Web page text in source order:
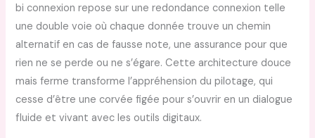
bi connexion repose sur une redondance connexion telle
une double voie où chaque donnée trouve un chemin
alternatif en cas de fausse note, une assurance pour que
rien ne se perde ou ne s’égare. Cette architecture douce
mais ferme transforme l’appréhension du pilotage, qui
cesse d’être une corvée figée pour s’ouvrir en un dialogue
fluide et vivant avec les outils digitaux.